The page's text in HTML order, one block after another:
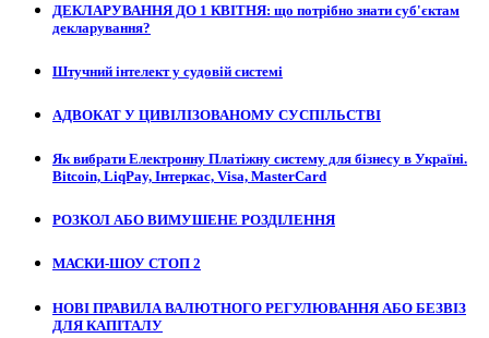
ДЕКЛАРУВАННЯ ДО 1 КВІТНЯ: що потрібно знати суб'єктам
декларування?
Штучний інтелект у судовій системі
АДВОКАТ У ЦИВІЛІЗОВАНОМУ СУСПІЛЬСТВІ
Як вибрати Електронну Платіжну систему для бізнесу в Україні.
Bitcoin, LiqPay, Інтеркас, Visa, MasterCard
РОЗКОЛ АБО ВИМУШЕНЕ РОЗДІЛЕННЯ
МАСКИ-ШОУ СТОП 2
НОВІ ПРАВИЛА ВАЛЮТНОГО РЕГУЛЮВАННЯ АБО БЕЗВІЗ
ДЛЯ КАПІТАЛУ